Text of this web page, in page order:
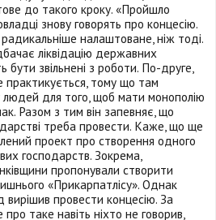
до такого кроку. «Пройшло
знову говорять про концесію.
налаштоване, ніж тоді.
ліквідацію державних
звільнені з роботи. По-друге,
практикується, тому що там
людей для того, щоб мати монополію
Разом з тим він запевняє, що
треба провести. Каже, що ще
проект про створення одного
господарств. Зокрема,
пропонували створити
«Прикарпатлісу». Однак
вирішив провести концесію. За
таке навіть ніхто не говорив,